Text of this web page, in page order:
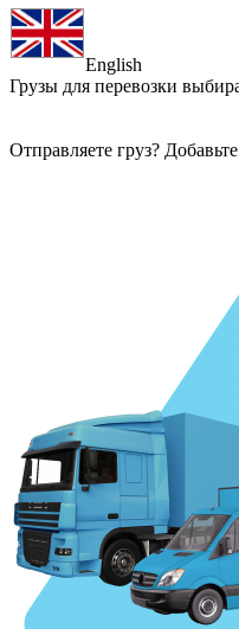
English
Грузы для перевозки
Отправляете груз?